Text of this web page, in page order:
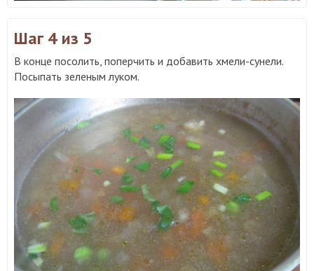
Шаг 4 из 5
В конце посолить, поперчить и добавить хмели-сунели.
Посыпать зеленым луком.